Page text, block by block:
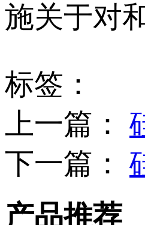
施关于对
标签：
上一篇：
下一篇：
产品推荐